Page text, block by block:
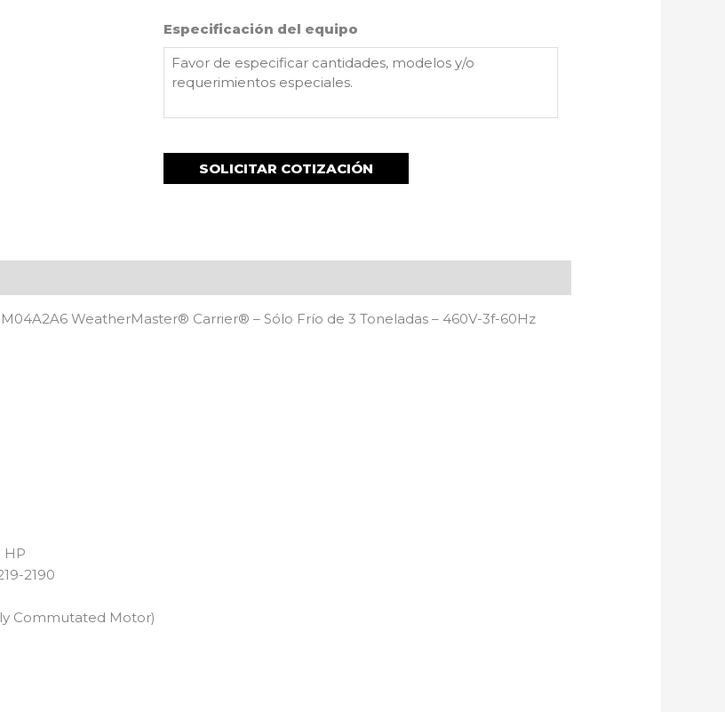
Especificación del equipo
WeatherMaster® Carrier®️ – Sólo Frío de 3 Toneladas – 460V-3f-60Hz
HP
2190
Commutated Motor)